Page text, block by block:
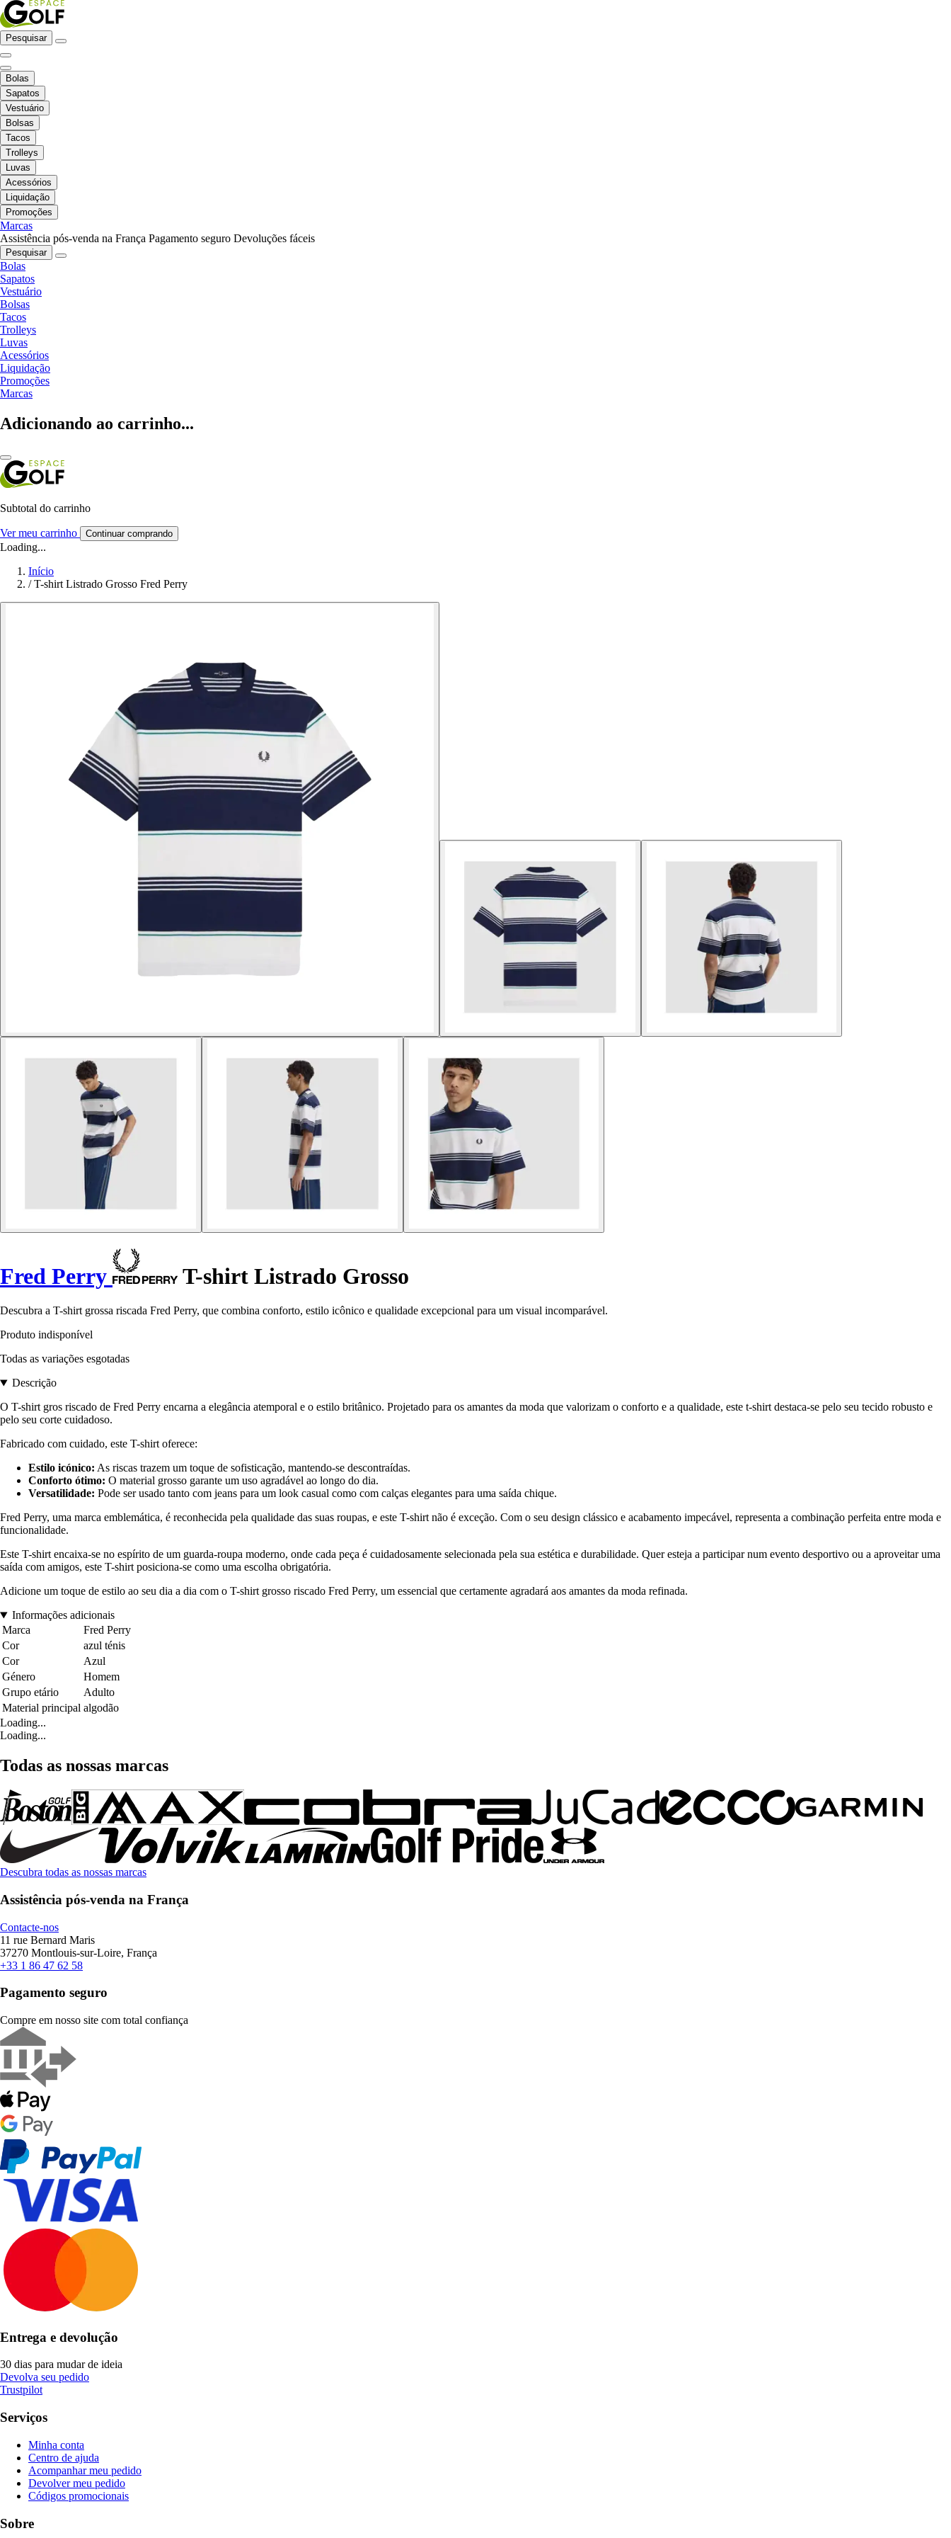
Pesquisar
Bolas
Sapatos
Vestuário
Bolsas
Tacos
Trolleys
Luvas
Acessórios
Liquidação
Promoções
Marcas
Assistência pós-venda na França Pagamento seguro Devoluções fáceis
Pesquisar
Bolas
Sapatos
Vestuário
Bolsas
Tacos
Trolleys
Luvas
Acessórios
Liquidação
Promoções
Marcas
Adicionando ao carrinho...
Subtotal do carrinho
Ver meu carrinho Continuar comprando
Loading...
Início
/ T-shirt Listrado Grosso Fred Perry
Fred Perry T-shirt Listrado Grosso
Descubra a T-shirt grossa riscada Fred Perry, que combina conforto, estilo icônico e qualidade excepcional para um visual incomparável.
Produto indisponível
Todas as variações esgotadas
Descrição
O T-shirt gros riscado de Fred Perry encarna a elegância atemporal e o estilo britânico. Projetado para os amantes da moda que valorizam o conforto e a qualidade, este t-shirt destaca-se pelo seu tecido robusto e
pelo seu corte cuidadoso.
Fabricado com cuidado, este T-shirt oferece:
Estilo icónico: As riscas trazem um toque de sofisticação, mantendo-se descontraídas.
Conforto ótimo: O material grosso garante um uso agradável ao longo do dia.
Versatilidade: Pode ser usado tanto com jeans para um look casual como com calças elegantes para uma saída chique.
Fred Perry, uma marca emblemática, é reconhecida pela qualidade das suas roupas, e este T-shirt não é exceção. Com o seu design clássico e acabamento impecável, representa a combinação perfeita entre moda e
funcionalidade.
Este T-shirt encaixa-se no espírito de um guarda-roupa moderno, onde cada peça é cuidadosamente selecionada pela sua estética e durabilidade. Quer esteja a participar num evento desportivo ou a aproveitar uma
saída com amigos, este T-shirt posiciona-se como uma escolha obrigatória.
Adicione um toque de estilo ao seu dia a dia com o T-shirt grosso riscado Fred Perry, um essencial que certamente agradará aos amantes da moda refinada.
Informações adicionais
Marca
Fred Perry
Cor
azul ténis
Cor
Azul
Género
Homem
Grupo etário
Adulto
Material principal algodão
Loading...
Loading...
Todas as nossas marcas
Descubra todas as nossas marcas
Assistência pós-venda na França
Contacte-nos
11 rue Bernard Maris
37270 Montlouis-sur-Loire, França
+33 1 86 47 62 58
Pagamento seguro
Compre em nosso site com total confiança
Entrega e devolução
30 dias para mudar de ideia
Devolva seu pedido
Trustpilot
Serviços
Minha conta
Centro de ajuda
Acompanhar meu pedido
Devolver meu pedido
Códigos promocionais
Sobre